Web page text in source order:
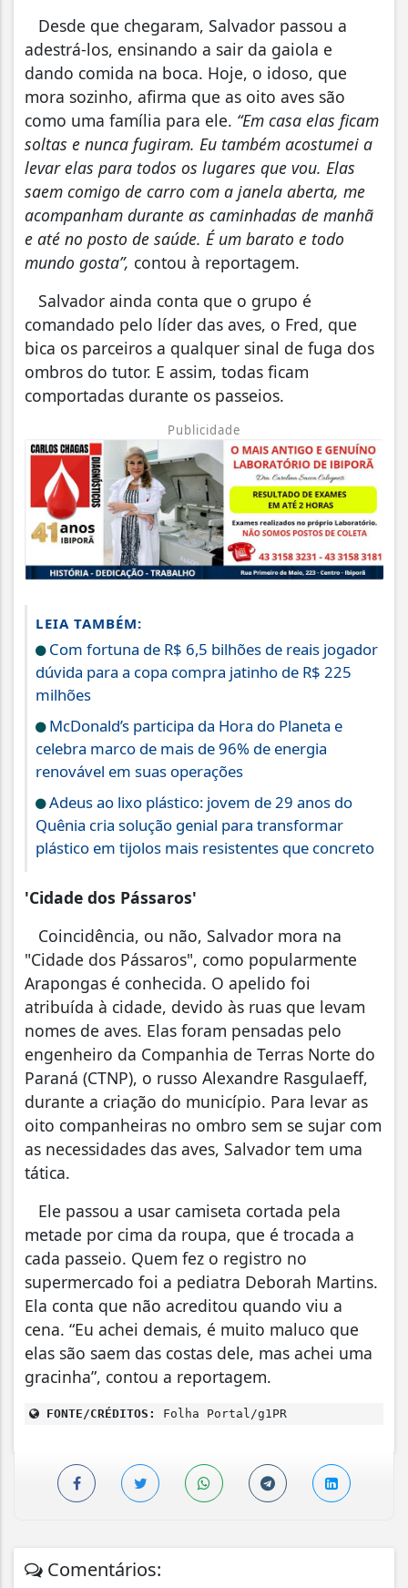
Desde que chegaram, Salvador passou a
adestrá-los, ensinando a sair da gaiola e
dando comida na boca. Hoje, o idoso, que
mora sozinho, afirma que as oito aves são
como uma família para ele. “Em casa elas ficam
soltas e nunca fugiram. Eu também acostumei a
levar elas para todos os lugares que vou. Elas
saem comigo de carro com a janela aberta, me
acompanham durante as caminhadas de manhã
e até no posto de saúde. É um barato e todo
mundo gosta”, contou à reportagem.
Salvador ainda conta que o grupo é
comandado pelo líder das aves, o Fred, que
bica os parceiros a qualquer sinal de fuga dos
ombros do tutor. E assim, todas ficam
comportadas durante os passeios.
Publicidade
LEIA TAMBÉM:
Com fortuna de R$ 6,5 bilhões de reais jogador
dúvida para a copa compra jatinho de R$ 225
milhões
McDonald’s participa da Hora do Planeta e
celebra marco de mais de 96% de energia
renovável em suas operações
Adeus ao lixo plástico: jovem de 29 anos do
Quênia cria solução genial para transformar
plástico em tijolos mais resistentes que concreto
'Cidade dos Pássaros'
Coincidência, ou não, Salvador mora na
"Cidade dos Pássaros", como popularmente
Arapongas é conhecida. O apelido foi
atribuída à cidade, devido às ruas que levam
nomes de aves. Elas foram pensadas pelo
engenheiro da Companhia de Terras Norte do
Paraná (CTNP), o russo Alexandre Rasgulaeff,
durante a criação do município. Para levar as
oito companheiras no ombro sem se sujar com
as necessidades das aves, Salvador tem uma
tática.
Ele passou a usar camiseta cortada pela
metade por cima da roupa, que é trocada a
cada passeio. Quem fez o registro no
supermercado foi a pediatra Deborah Martins.
Ela conta que não acreditou quando viu a
cena. “Eu achei demais, é muito maluco que
elas são saem das costas dele, mas achei uma
gracinha”, contou a reportagem.
FONTE/CRÉDITOS: Folha Portal/g1PR
Comentários: